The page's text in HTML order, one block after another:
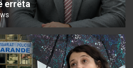
errëta